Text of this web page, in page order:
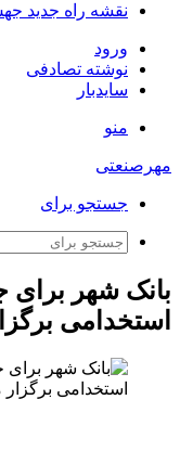
نقشه راه جدید
ورود
نوشته تصادفی
سایدبار
منو
مهرصنعتی
جستجو برای
بانک شهر برای
استخدامی